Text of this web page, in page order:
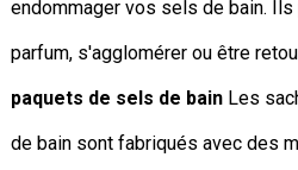
endommager vos sels de bain.
parfum, s'agglomérer ou être
paquets de sels de bainLes
de bain sont fabriqués avec des